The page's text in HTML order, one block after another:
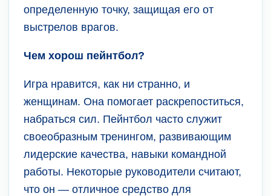
определенную точку, защищая его от
выстрелов врагов.
Чем хорош пейнтбол?
Игра нравится, как ни странно, и
женщинам. Она помогает раскрепоститься,
набраться сил. Пейнтбол часто служит
своеобразным тренингом, развивающим
лидерские качества, навыки командной
работы. Некоторые руководители считают,
что он — отличное средство для